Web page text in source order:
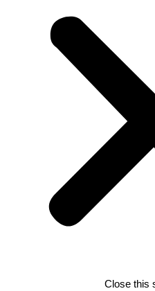
Close this